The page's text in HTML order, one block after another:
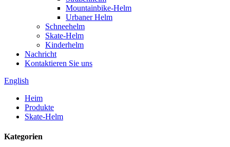
Mountainbike-Helm
Urbaner Helm
Schneehelm
Skate-Helm
Kinderhelm
Nachricht
Kontaktieren Sie uns
English
Heim
Produkte
Skate-Helm
Kategorien